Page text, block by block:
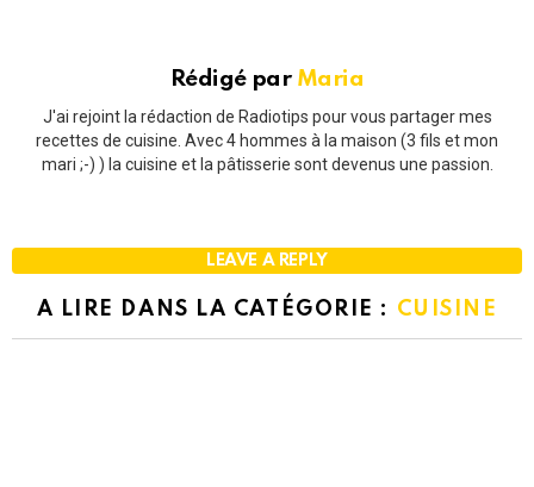
Rédigé par Maria
J'ai rejoint la rédaction de Radiotips pour vous partager mes
recettes de cuisine. Avec 4 hommes à la maison (3 fils et mon
mari ;-) ) la cuisine et la pâtisserie sont devenus une passion.
LEAVE A REPLY
A LIRE DANS LA CATÉGORIE : CUISINE